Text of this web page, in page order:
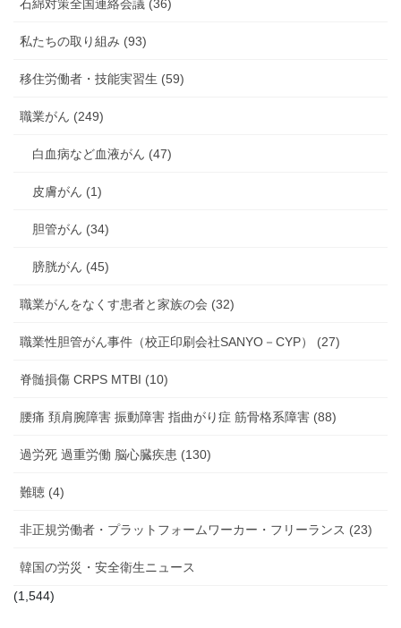
石綿対策全国連絡会議 (36)
私たちの取り組み (93)
移住労働者・技能実習生 (59)
職業がん (249)
白血病など血液がん (47)
皮膚がん (1)
胆管がん (34)
膀胱がん (45)
職業がんをなくす患者と家族の会 (32)
職業性胆管がん事件（校正印刷会社SANYO－CYP） (27)
脊髄損傷 CRPS MTBI (10)
腰痛 頚肩腕障害 振動障害 指曲がり症 筋骨格系障害 (88)
過労死 過重労働 脳心臓疾患 (130)
難聴 (4)
非正規労働者・プラットフォームワーカー・フリーランス (23)
韓国の労災・安全衛生ニュース
(1,544)